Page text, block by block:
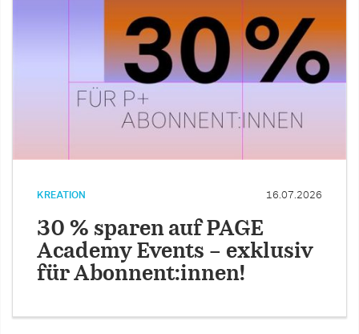
KREATION 16.07.2026
30 % sparen auf PAGE
Academy Events – exklusiv
für Abonnent:innen!